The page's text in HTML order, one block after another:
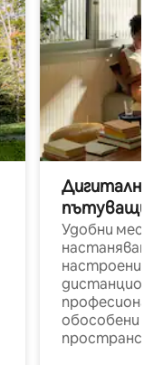
Дигитални
пътуващи
Удобни
настаняване
настроени и
обособени